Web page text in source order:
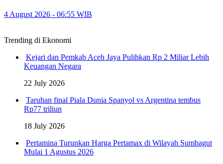
4 August 2026 - 06:55 WIB
Trending di Ekonomi
Kejari dan Pemkab Aceh Jaya Pulihkan Rp 2 Miliar Lebih
Keuangan Negara
22 July 2026
Taruhan final Piala Dunia Spanyol vs Argentina tembus
Rp77 triliun
18 July 2026
Pertamina Turunkan Harga Pertamax di Wilayah Sumbagut
Mulai 1 Agustus 2026